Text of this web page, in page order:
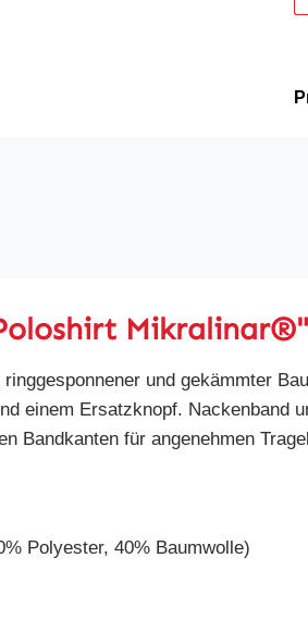
Mikralinar®"
und gekämmter
einem Ersatzknopf.
Bandkanten für angenehmen
Polyester, 40% Baumwolle)